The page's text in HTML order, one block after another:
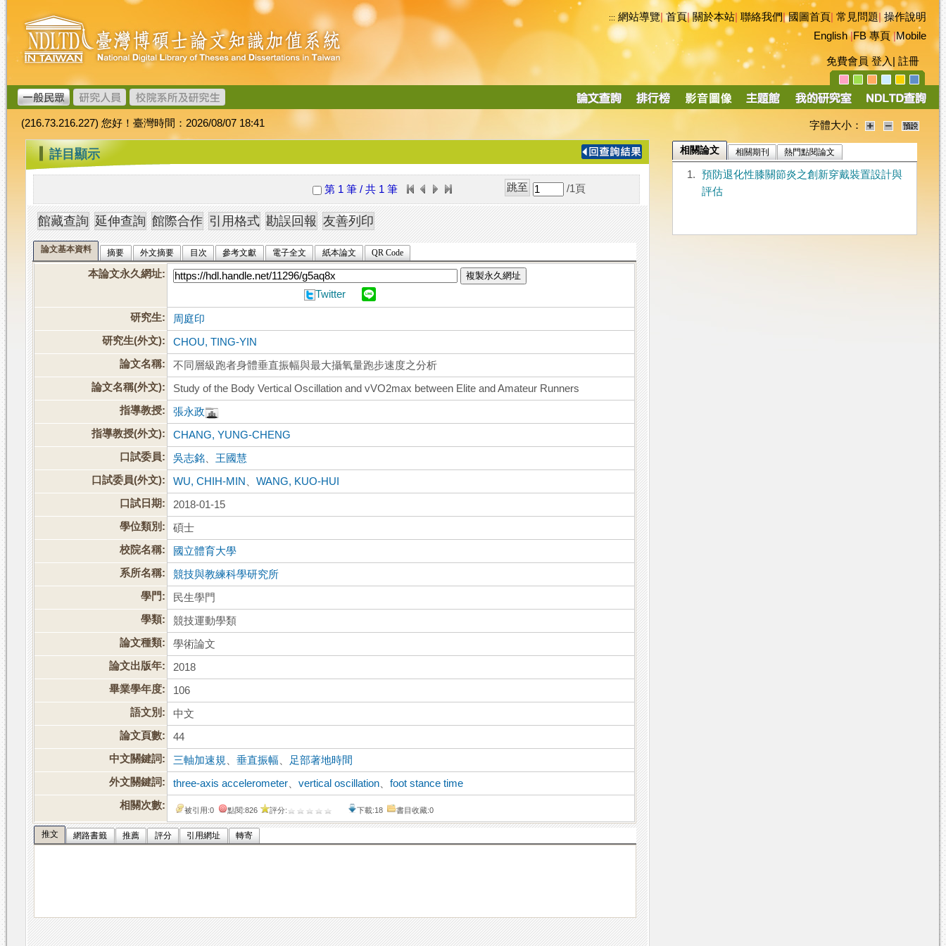
跳
到
主
要
內
容
臺
灣
博
碩
士
論
文
加
值
系
統
::: 網站導覽|首頁|關於本站 聯絡我們|國圖首頁 常見問題|操作說明
English|FB 專頁|Mobile
免費會員 登入 註冊
導
(216.73.216.227) 您好！臺灣時間：2026/08/07 18:41 字體大小：
::: 詳目顯示
第 1 筆 / 共 1 筆 /1 頁
論文基本資料 摘要 外文摘要 目次 參考文獻 電子全文 紙本論文 QR Code
本論文永久網址: 複製永久網址
Twitter
研究生:
周庭印
研究生(外文):
CHOU, TING-YIN
論文名稱:
不同層級跑者身體垂直振幅與最大攝氧量跑步速度之分析
論文名稱(外文):
Study of the Body Vertical Oscillation and vVO2max between Elite and Amateur Runners
指導教授:
張永政
指導教授(外文):
CHANG, YUNG-CHENG
口試委員:
吳志銘
王國慧
口試委員(外文):
WU, CHIH-MIN 、WANG, KUO-HUI
口試日期:
2018-01-15
學位類別:
碩士
校院名稱:
國立體育大學
系所名稱:
競技與教練科學研究所
學門:
民生學門
學類:
競技運動學類
論文種類:
學術論文
論文出版年:
2018
畢業學年度:
106
語文別:
中文
論文頁數:
44
中文關鍵詞:
三軸加速規 、垂直振幅
足部著地時間
外文關鍵詞:
three-axis accelerometer 、vertical oscillation 、foot stance time
相關次數:
被引用:0 點閱:826 評分: 下載:18 書目收藏:0
推文 網路書籤 推薦 評分 引用網址 轉寄
相關論文 相關期刊 熱門點閱論文
1.
預防退化性膝關節炎之創新穿戴裝置設計與
評估